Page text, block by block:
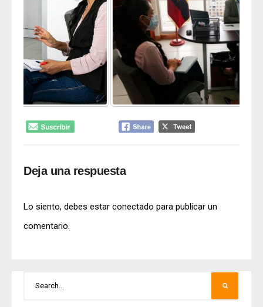
Deja una respuesta
Lo siento, debes estar conectado para publicar un
comentario.